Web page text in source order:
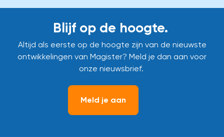
Blijf op de hoogte.
Altijd als eerste op de hoogte zijn van de nieuwste
ontwikkelingen van Magister? Meld je dan aan voor
onze nieuwsbrief.
Meld je aan